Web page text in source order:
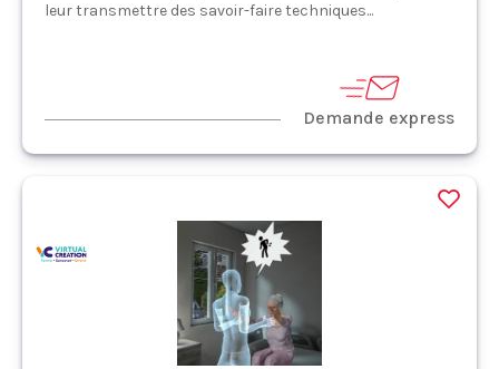
leur transmettre des savoir-faire techniques...
Demande express